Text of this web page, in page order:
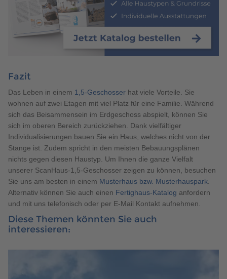
Fazit
Das Leben in einem 1,5-Geschosser hat viele Vorteile. Sie
wohnen auf zwei Etagen mit viel Platz für eine Familie. Während
sich das Beisammensein im Erdgeschoss abspielt, können Sie
sich im oberen Bereich zurückziehen. Dank vielfältiger
Individualisierungen bauen Sie ein Haus, welches nicht von der
Stange ist. Zudem spricht in den meisten Bebauungsplänen
nichts gegen diesen Haustyp. Um Ihnen die ganze Vielfalt
unserer ScanHaus-1,5-Geschosser zeigen zu können, besuchen
Sie uns am besten in einem Musterhaus bzw. Musterhauspark
Alternativ können Sie auch einen Fertighaus-Katalog anfordern
und mit uns telefonisch oder per E-Mail Kontakt aufnehmen.
Diese Themen könnten Sie auch
interessieren: